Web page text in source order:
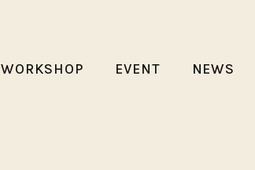
WORKSHOP EVENT NEWS